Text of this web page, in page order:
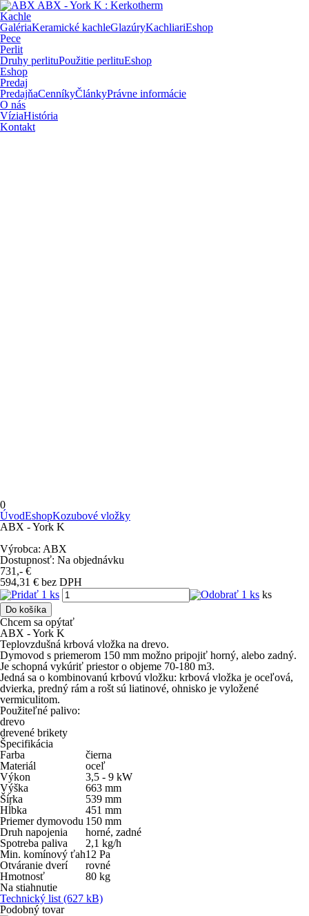
Kachle
GalériaKeramické kachleGlazúryKachliariEshop
Pece
Perlit
Druhy perlituPoužitie perlituEshop
Eshop
Predaj
PredajňaCenníkyČlánkyPrávne informácie
O nás
VíziaHistória
Kontakt
0
ÚvodEshopKozubové vložky
ABX - York K
Výrobca: ABX
Dostupnosť: Na objednávku
731,- €
594,31 € bez DPH
ks
Do košíka
Chcem sa opýtať
ABX - York K
Teplovzdušná krbová vložka na drevo.
Dymovod s priemerom 150 mm možno pripojiť horný, alebo zadný.
Je schopná vykúriť priestor o objeme 70-180 m3.
Jedná sa o kombinovanú krbovú vložku: krbová vložka je oceľová,
dvierka, predný rám a rošt sú liatinové, ohnisko je vyložené
vermiculitom.
Použiteľné palivo:
drevo
drevené brikety
Špecifikácia
Farba
čierna
Materiál
oceľ
Výkon
3,5 - 9 kW
Výška
663 mm
Šírka
539 mm
Hĺbka
451 mm
Priemer dymovodu 150 mm
Druh napojenia
horné, zadné
Spotreba paliva
2,1 kg/h
Min. komínový ťah12 Pa
Otváranie dverí
rovné
Hmotnosť
80 kg
Na stiahnutie
Technický list (627 kB)
Podobný tovar